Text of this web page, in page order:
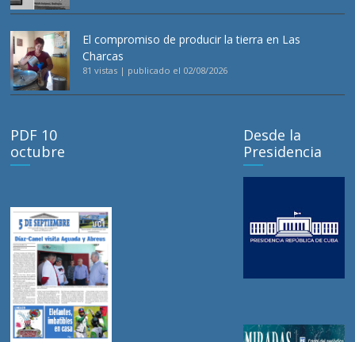
El compromiso de producir la tierra en Las
Charcas
81 vistas | publicado el 02/08/2026
PDF 10
octubre
Desde la
Presidencia